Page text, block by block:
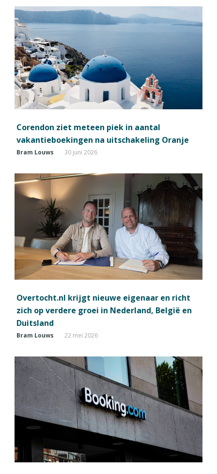
Corendon ziet meteen piek in aantal
vakantieboekingen na uitschakeling Oranje
Bram Louws 30 juni 2026
Overtocht.nl krijgt nieuwe eigenaar en richt
zich op verdere groei in Nederland, België en
Duitsland
Bram Louws 22 mei 2026